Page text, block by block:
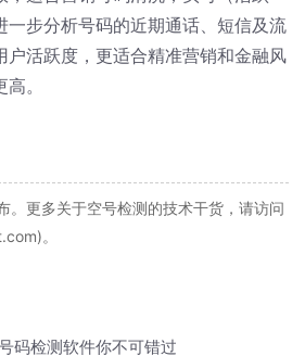
一步分析号码的近期通话、短信及流
户活跃度，更适合精准营销和金融风
。
。更多关于空号检测的技术干货，请访问
。
码检测软件你不可错过